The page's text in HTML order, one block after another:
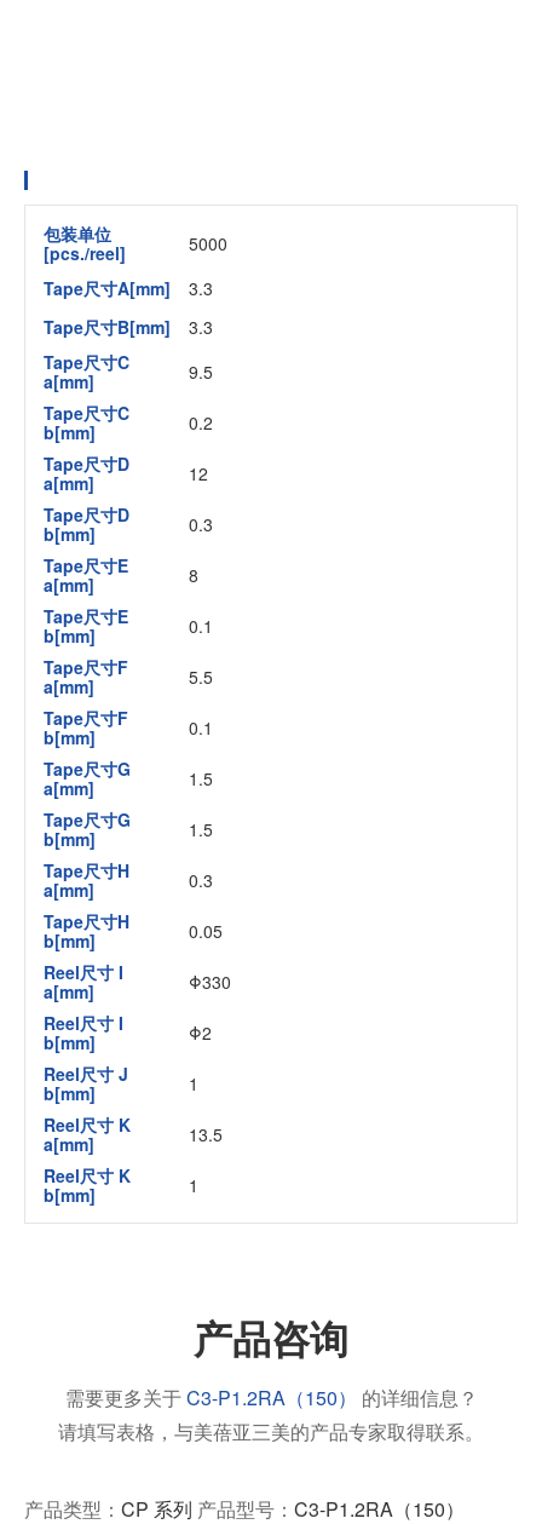
包装单位
[pcs./reel]
5000
Tape尺寸A[mm]
3.3
Tape尺寸B[mm]
3.3
Tape尺寸C
a[mm]
9.5
Tape尺寸C
b[mm]
0.2
Tape尺寸D
a[mm]
12
Tape尺寸D
b[mm]
0.3
Tape尺寸E
a[mm]
8
Tape尺寸E
b[mm]
0.1
Tape尺寸F
a[mm]
5.5
Tape尺寸F
b[mm]
0.1
Tape尺寸G
a[mm]
1.5
Tape尺寸G
b[mm]
1.5
Tape尺寸H
a[mm]
0.3
Tape尺寸H
b[mm]
0.05
Reel尺寸 I
a[mm]
Φ330
Reel尺寸 I
b[mm]
Φ2
Reel尺寸 J
b[mm]
1
Reel尺寸 K
a[mm]
13.5
Reel尺寸 K
b[mm]
1
产品咨询
需要更多关于C3-P1.2RA（150）
的详细信息？
请填写表格，与美蓓亚三美的产品专家取得联系。
产品类型： CP 系列 产品型号： C3-P1.2RA（150）